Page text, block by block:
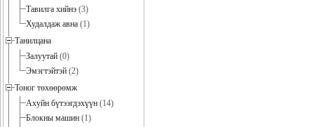
Тавилга хийнэ (3)
Худалдаж авна (1)
Танилцана
Залуутай (0)
Эмэгтэйтэй (2)
Тоног төхөөрөмж
Ахуйн бүтээгдэхүүн (14)
Блокны машин (1)